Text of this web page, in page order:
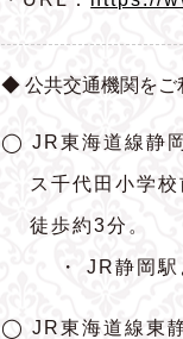
◆ 公共交通機関をご
◯ JR東海道線静
ス千代田小学校
徒歩約3分。
・ JR静岡
◯ JR東海道線東